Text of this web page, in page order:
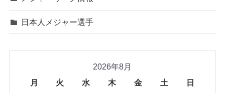
日本人メジャー選手
2026年8月
月
火 水 木 金 土 日